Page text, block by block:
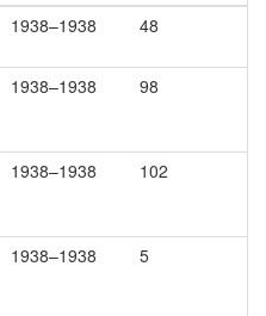
1938–1938 48
1938–1938 98
1938–1938 102
1938–1938 5